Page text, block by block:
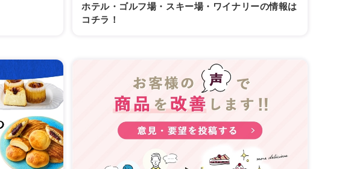
ホテル・ゴルフ場・スキー場・ワイナリーの情報は
コチラ！